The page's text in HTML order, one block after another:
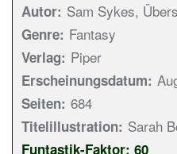
Autor: Sam Sykes,
Genre: Fantasy
Verlag: Piper
Erscheinungsdatum:
Seiten: 684
Titelillustration: Sarah
Funtastik-Faktor: 60